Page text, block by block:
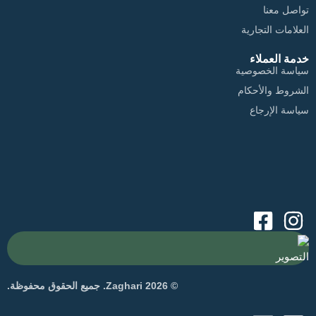
تواصل معنا
العلامات التجارية
خدمة العملاء
سياسة الخصوصية
الشروط والأحكام
سياسة الإرجاع
التصوير
© 2026 Zaghari. جميع الحقوق محفوظة.